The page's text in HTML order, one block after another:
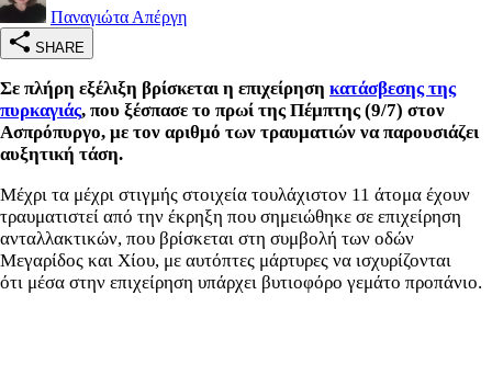
Παναγιώτα Απέργη
SHARE
Σε πλήρη εξέλιξη βρίσκεται η επιχείρηση κατάσβεσης της
πυρκαγιάς, που ξέσπασε το πρωί της Πέμπτης (9/7) στον
Ασπρόπυργο, με τον αριθμό των τραυματιών να παρουσιάζει
αυξητική τάση.
Μέχρι τα μέχρι στιγμής στοιχεία τουλάχιστον 11 άτομα έχουν
τραυματιστεί από την έκρηξη που σημειώθηκε σε επιχείρηση
ανταλλακτικών, που βρίσκεται στη συμβολή των οδών
Μεγαρίδος και Χίου, με αυτόπτες μάρτυρες να ισχυρίζονται
ότι μέσα στην επιχείρηση υπάρχει βυτιοφόρο γεμάτο προπάνιο.